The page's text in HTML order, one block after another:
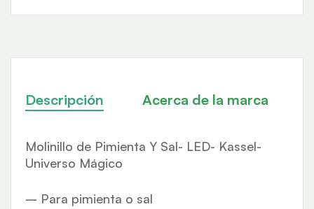
Descripción Acerca de la marca
Molinillo de Pimienta Y Sal- LED- Kassel-
Universo Mágico
– Para pimienta o sal